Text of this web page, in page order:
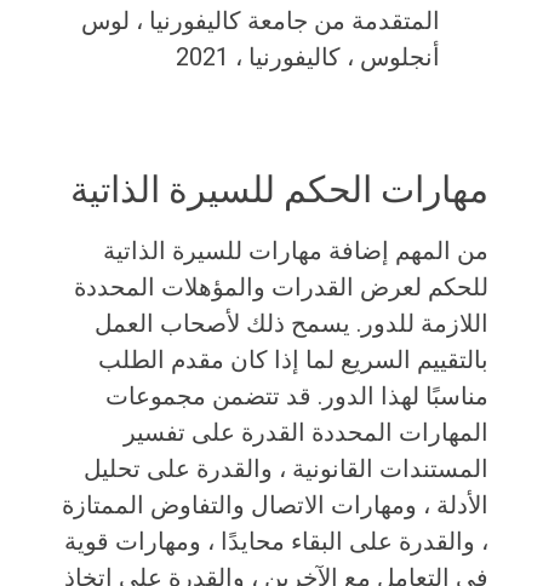
المتقدمة من جامعة كاليفورنيا ، لوس
أنجلوس ، كاليفورنيا ، 2021
مهارات الحكم للسيرة الذاتية
من المهم إضافة مهارات للسيرة الذاتية
للحكم لعرض القدرات والمؤهلات المحددة
اللازمة للدور. يسمح ذلك لأصحاب العمل
بالتقييم السريع لما إذا كان مقدم الطلب
مناسبًا لهذا الدور. قد تتضمن مجموعات
المهارات المحددة القدرة على تفسير
المستندات القانونية ، والقدرة على تحليل
الأدلة ، ومهارات الاتصال والتفاوض الممتازة
، والقدرة على البقاء محايدًا ، ومهارات قوية
في التعامل مع الآخرين ، والقدرة على اتخاذ